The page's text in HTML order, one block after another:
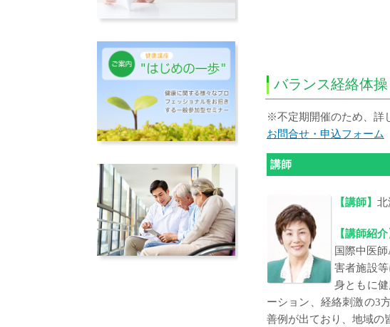
バランス経絡体
※不定期開催のため、詳
お問合せ・申込フォーム
講師
【講師】 北
【講師紹介
国際中医
害者施設
身ともに
ーション、経絡刺激の3
善例が出ており、地域の